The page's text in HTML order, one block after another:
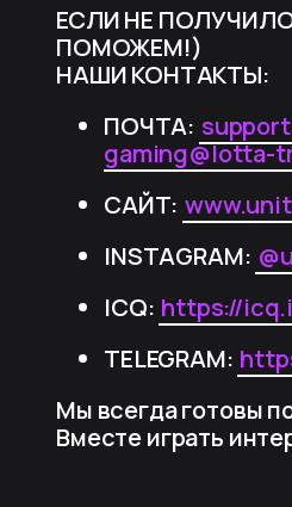
ЕСЛИ НЕ
ПОМОЖЕМ!)
НАШИ КОНТАКТЫ:
ПОЧТА:
gaming@lotta-
САЙТ:
INSTAGRAM:
ICQ: https://
TELEGRAM:
Мы всегда готовы
Вместе играть